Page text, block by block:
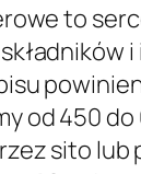
to
i
od 450
sito lub